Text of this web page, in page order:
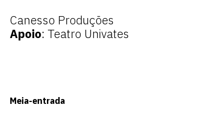
Canesso Produções
Apoio: Teatro Univates
Meia-entrada